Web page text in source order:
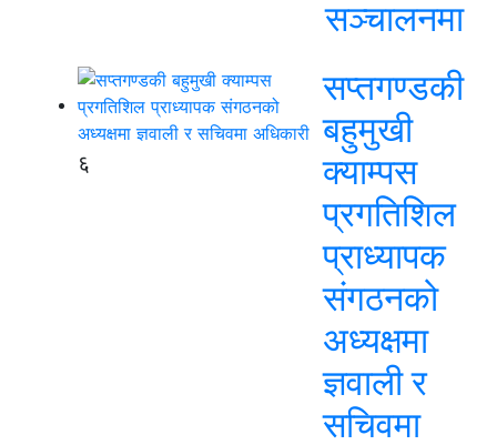
सञ्चालनमा
६
सप्तगण्डकी
बहुमुखी
क्याम्पस
प्रगतिशिल
प्राध्यापक
संगठनको
अध्यक्षमा
ज्ञवाली र
सचिवमा